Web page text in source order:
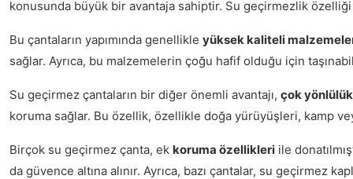
konusunda büyük bir avantaja sahiptir. Su geçirmezlik özelliği
Bu çantaların yapımında genellikle yüksek kaliteli
sağlar. Ayrıca, bu malzemelerin çoğu hafif olduğu için
Su geçirmez çantaların bir diğer önemli avantajı, çok yönlülük
koruma sağlar. Bu özellik, özellikle doğa yürüyüşleri, kamp
Birçok su geçirmez çanta, ek koruma özellikleri ile
da güvence altına alınır. Ayrıca, bazı çantalar, su geçirmez